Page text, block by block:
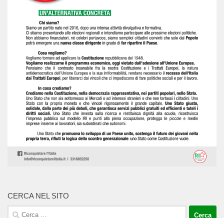
CERCA NEL SITO
Ricerca